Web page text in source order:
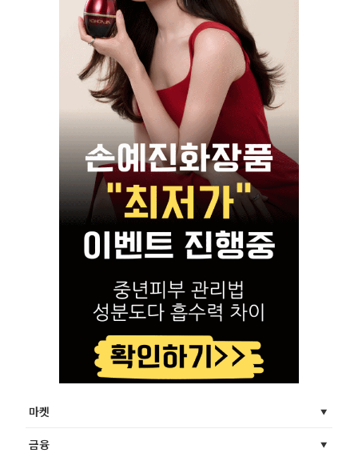
마켓
금융